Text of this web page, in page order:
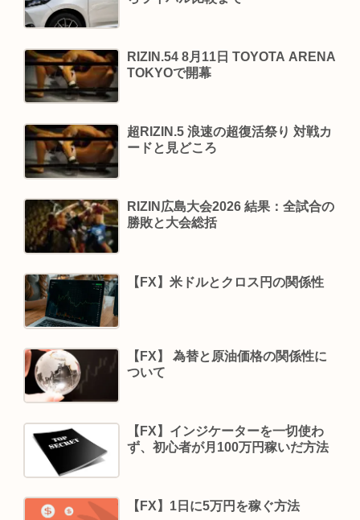
RIZIN.54 8月11日 TOYOTA ARENA
TOKYOで開幕
超RIZIN.5 浪速の超復活祭り 対戦カ
ードと見どころ
RIZIN広島大会2026 結果：全試合の
勝敗と大会総括
【FX】米ドルとクロス円の関係性
【FX】 為替と原油価格の関係性に
ついて
【FX】インジケーターを一切使わ
ず、初心者が月100万円稼いだ方法
【FX】1日に5万円を稼ぐ方法